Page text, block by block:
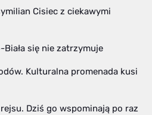
Cisiec z ciekawymi
się nie zatrzymuje
Kulturalna promenada kusi
Dziś go wspominają po raz